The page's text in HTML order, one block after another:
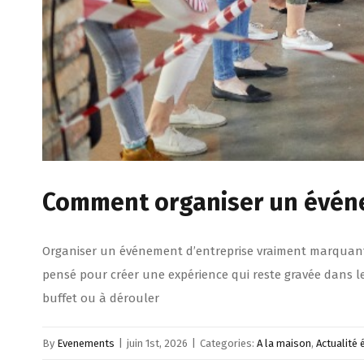
Comment organiser un
Organiser un événement d’entreprise vraiment
pensé pour créer une expérience qui reste gravée
buffet ou à dérouler
By Evenements juin 1st, 2026 Categories: A la maison, Actualité